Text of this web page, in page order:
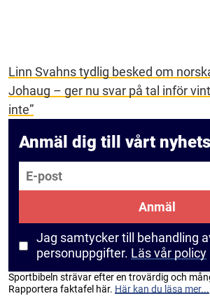
Linn Svahns tydlig besked om
Johaug – ger nu svar på tal inför
inte”
Anmäl dig till vårt
E-post
Anmäl
Jag samtycker till behandling
personuppgifter. Läs vår policy
Sportbibeln strävar efter en trovärdig och
Rapportera faktafel här. Här kan du läsa mer...